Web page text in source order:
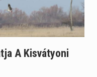
A Kisvátyoni